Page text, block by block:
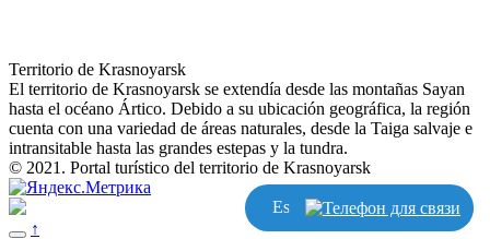
Territorio de Krasnoyarsk
El territorio de Krasnoyarsk se extendía desde las montañas Sayan
hasta el océano Ártico. Debido a su ubicación geográfica, la región
cuenta con una variedad de áreas naturales, desde la Taiga salvaje e
intransitable hasta las grandes estepas y la tundra.
© 2021. Portal turístico del territorio de Krasnoyarsk
Escribir
↑